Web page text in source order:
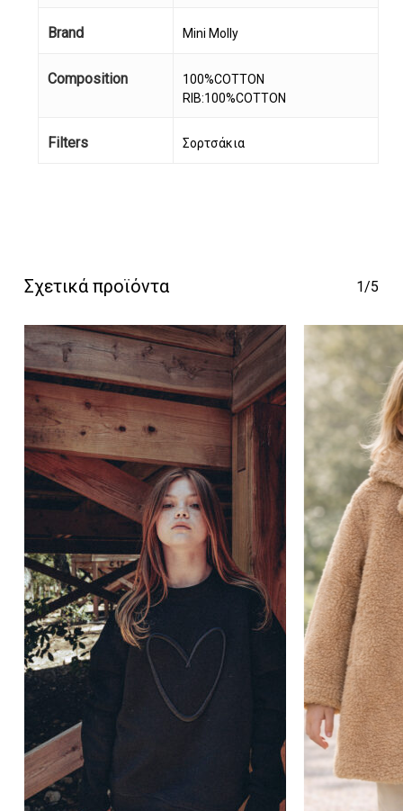
Κανένα προϊόν στο
Go To Shop
Brand Mini Molly
Composition
100%COTTON
RIB:100%COTTON
Filters Σορτσάκια
Σχετικά προϊόντα 1/5